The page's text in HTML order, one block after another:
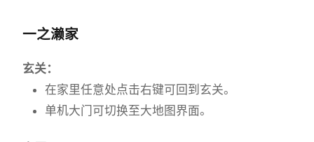
一之濑家
玄关：
在家里任意处点击右键可回到玄关。
单机大门可切换至大地图界面。